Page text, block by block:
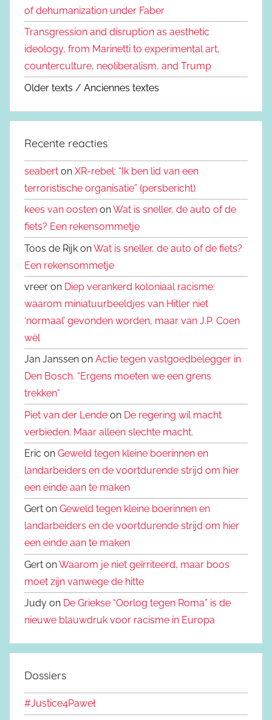
of dehumanization under Faber
Transgression and disruption as aesthetic
ideology, from Marinetti to experimental art,
counterculture, neoliberalism, and Trump
Older texts / Anciennes textes
Recente reacties
seabert on XR-rebel: “Ik ben lid van een
terroristische organisatie” (persbericht)
kees van oosten onWat is sneller, de auto of de
fiets? Een rekensommetje
Toos de Rijk onWat is sneller, de auto of de fiets?
Een rekensommetje
vreer on Diep verankerd koloniaal racisme:
waarom miniatuurbeeldjes van Hitler niet
‘normaal’ gevonden worden, maar van J.P. Coen
wèl
Jan Janssen on Actie tegen vastgoedbelegger in
Den Bosch. “Ergens moeten we een grens
trekken”
Piet van der Lende on De regering wil macht
verbieden. Maar alleen slechte macht.
Eric on Geweld tegen kleine boerinnen en
landarbeiders en de voortdurende strijd om hier
een einde aan te maken
Gert on Geweld tegen kleine boerinnen en
landarbeiders en de voortdurende strijd om hier
een einde aan te maken
Gert onWaarom je niet geïrriteerd, maar boos
moet zijn vanwege de hitte
Judy on De Griekse “Oorlog tegen Roma” is de
nieuwe blauwdruk voor racisme in Europa
Dossiers
#Justice4Paweł